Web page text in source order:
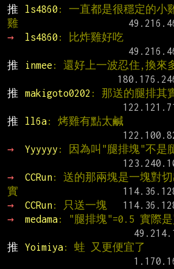
推
ls4860 : 一直都是很穩定的小
雞
→
ls4860 : 比炸雞好吃
推
inmee : 還好上一波忍住,換來
推
makigoto0202 : 那送的腿排其
推
ll6a: 烤雞有點太鹹
→
Yyyyyy : 因為叫"腿排塊"不是
→
CCRun: 送的那兩塊是一塊對
實
→
CCRun: 只送一塊
→
medama: "腿排塊"=0.5 實際是
推
Yoimiya: 蛙 又更便宜了